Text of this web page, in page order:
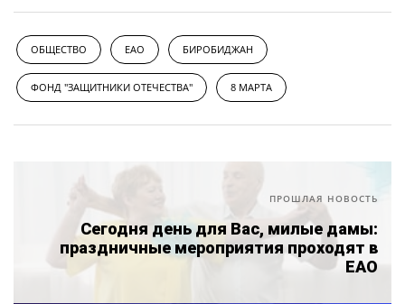
ОБЩЕСТВО ЕАО БИРОБИДЖАН
ФОНД "ЗАЩИТНИКИ ОТЕЧЕСТВА" 8 МАРТА
ПРОШЛАЯ НОВОСТЬ
Сегодня день для Вас, милые дамы:
праздничные мероприятия проходят в
ЕАО